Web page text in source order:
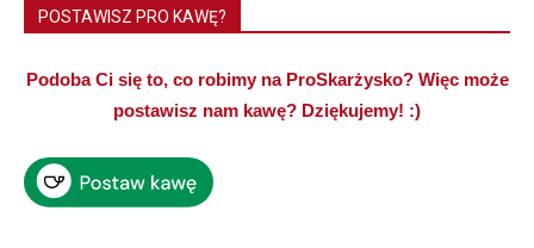
POSTAWISZ PRO KAWĘ?
Podoba Ci się to, co robimy na ProSkarżysko? Więc może
postawisz nam kawę? Dziękujemy! :)